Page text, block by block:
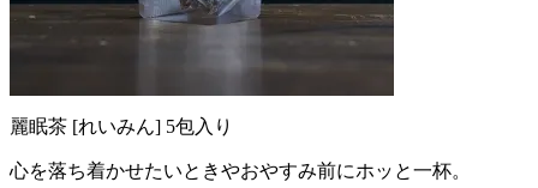
麗眠茶 [れいみん] 5包入り
心を落ち着かせたいときやおやすみ前にホッと一杯。